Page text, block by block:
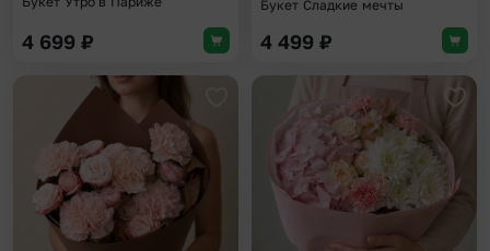
4 699 ₽
Букет Сладкие мечты
4 499 ₽
Добавить в избранное